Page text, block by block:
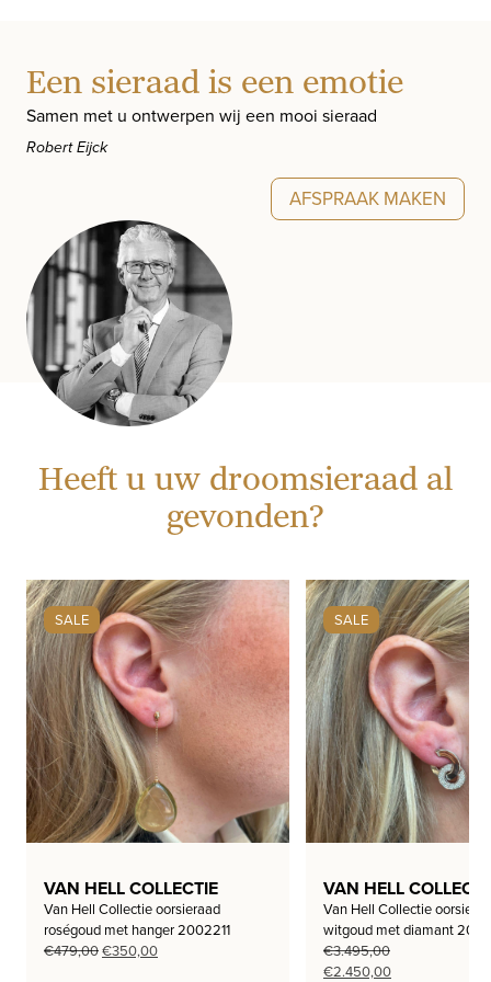
Een sieraad is een emotie
Samen met u ontwerpen wij een mooi sieraad
Robert Eijck
AFSPRAAK MAKEN
Heeft u uw droomsieraad al
gevonden?
SALE
VAN HELL COLLECTIE
Van Hell Collectie oorsieraad
roségoud met hanger 2002211
€479,00Oorspronkelijke
€350,00Huidige
SALE
VAN HELL
Van Hell Collectie
witgoud met diamant
€3.495,00
Oorspronkelijke
€2.450,00Huidige